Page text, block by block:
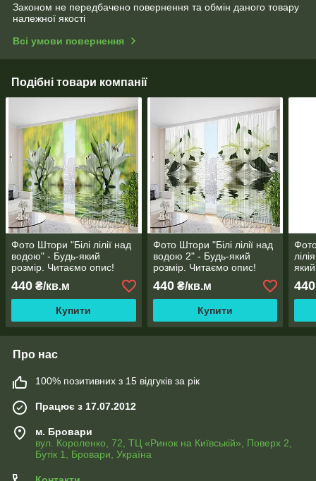
Законом не передбачено повернення та обмін даного товару
належної якості
Всі умови повернення
Подібні товари компанії
Фото Штори "Білі лілії над
водою" - Будь-який
розмір. Читаємо опис!
440 ₴/кв.м
Купити
Фото Штори "Білі лілії над
водою 2" - Будь-який
розмір. Читаємо опис!
440₴/кв.м
Купити
440
Про нас
100% позитивних з 15 відгуків за рік
Працює з 17.07.2012
м. Бровари
вул. Короленко, 72, ТЦ «Ринок на Київській», Поверх 2,
Бутік 1, Бровари, Україна